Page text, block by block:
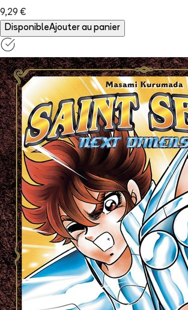
9,29 €
DisponibleAjouter au panier